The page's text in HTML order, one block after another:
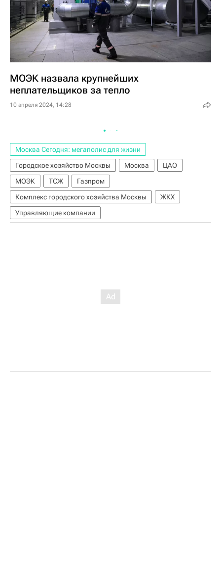
МОЭК назвала крупнейших
неплательщиков за тепло
10 апреля 2024, 14:28
Москва Сегодня: мегаполис для жизни
Городское хозяйство Москвы
Москва
ЦАО
МОЭК
ТСЖ
Газпром
Комплекс городского хозяйства Москвы
ЖКХ
Управляющие компании